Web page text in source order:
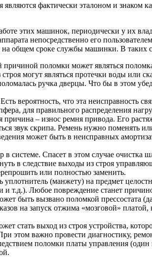
фактически эталоном и знаком
этих машинок, периодически у их
непосредственно его
общем сроке службы машинки. В таких
причиной поломки может являться
могут являться протечки воды или
ручка дверцы. Что бы в этом
вероятность, что эта неисправность
для правильного распределения
– износ ремня привода. Его
звук скрипа. Ремень нужно поменять
может быть в неисправных
Спасет в этом случае очистка
в следствие выходы из строя
или полностью заменить.
(манжету) на предмет
т.д.). Любое повреждение станет
быть вызвано поломкой прессостата
на запуск отжима «мозговой»
стать выход из строя устройства,
этом важно провести диагностику,
поломки платы управления (один